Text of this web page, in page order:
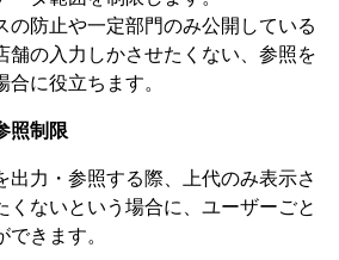
の防止や一定部門のみ公開している
舗の入力しかさせたくない、参照を
に役立ちます。
照制限
出力・参照する際、上代のみ表示さ
くないという場合に、ユーザーごと
きます。